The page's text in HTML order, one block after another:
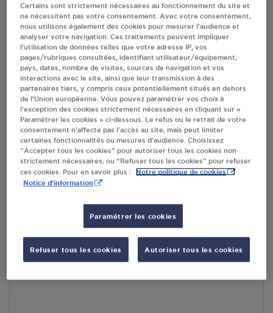
Revendeur de bouteilles de gaz
S'Y RENDRE
AFFICHER LE TÉLÉPHONE
RECEVOIR LES COORDONNÉES DU REVENDEUR
En cliquant sur « S’y rendre », j’autorise le traitement
d’informations (dont mon adresse IP) et leur transfert hors UE
par Google Maps afin d’afficher la carte.
En savoir plus
Accès
Certains sont strictement nécessaires au fonctionnement du site et
ne nécessitent pas votre consentement. Avec votre consentement,
nous utilisons également des cookies pour mesurer l’audience et
analyser votre navigation. Ces traitements peuvent impliquer
l’utilisation de données telles que votre adresse IP, vos
pages/rubriques consultées, identifiant utilisateur/équipement,
pays, dates, nombre de visites, sources de navigation et vos
interactions avec le site, ainsi que leur transmission à des
partenaires tiers, y compris ceux potentiellement situés en dehors
de l’Union européenne. Vous pouvez paramétrer vos choix à
l’exception des cookies strictement nécessaires en cliquant sur «
Paramétrer les cookies » ci-dessous. Le refus ou le retrait de votre
consentement n’affecte pas l’accès au site, mais peut limiter
certaines fonctionnalités ou mesures d’audience. Choisissez
“Accepter tous les cookies” pour autoriser tous les cookies non
strictement nécessaires, ou “Refuser tous les cookies” pour refuser
ces cookies. Pour en savoir plus :
Notre politique de cookies
Notice d'information
Paramétrer les cookies
Refuser tous les cookies Autoriser tous les cookies